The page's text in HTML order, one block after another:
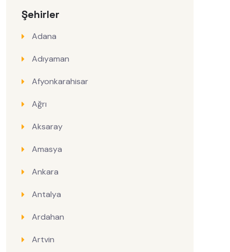
Şehirler
Adana
Adıyaman
Afyonkarahisar
Ağrı
Aksaray
Amasya
Ankara
Antalya
Ardahan
Artvin